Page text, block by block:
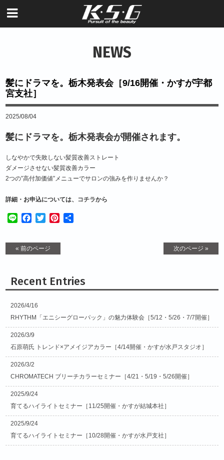
NEWS
髪にドラマを。栃木発表会［9/16開催・かすが宇都
宮支社］
2025/08/04
髪にドラマを。栃木発表会が開催されます。
しなやかで失敗しない髪質改善ストレート
ダメージさせない髪質改善カラー
2つの”高付加価値”メニューでサロンの強みを作りませんか？
詳細・お申込については、 コチラから
Line Facebook
TwitterPinterest
« 前のページ 次のページ »
Recent Entries
2026/4/16
RHYTHM「エニシーグローパック」の魅力体験会［5/12・5/26・7/7開催］
2026/3/9
石原萌氏 トレンド×アメイジアカラー［4/14開催・かすが水戸スタジオ］
2026/3/2
CHROMATECH ブリーチカラーセミナー［4/21・5/19・5/26開催］
2025/9/24
育てるハイライトセミナー［11/25開催・かすが結城本社］
2025/9/24
育てるハイライトセミナー［10/28開催・かすが水戸支社］